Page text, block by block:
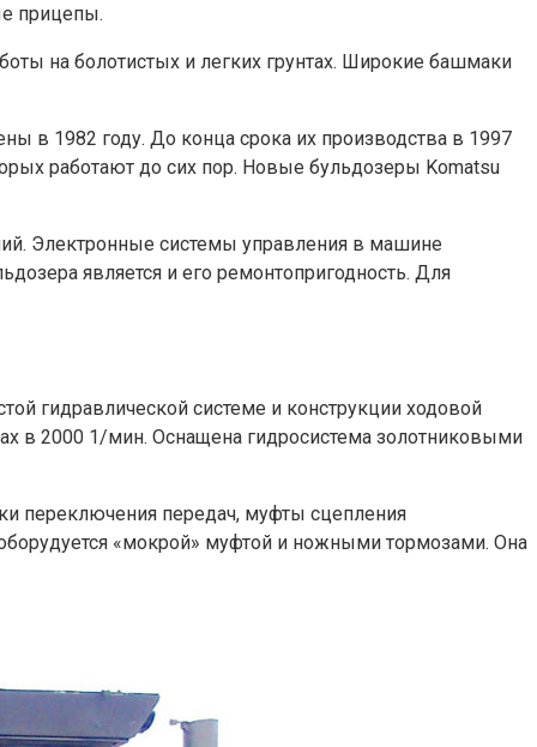
прицепы.
на болотистых и легких грунтах. Широкие башмаки
в 1982 году. До конца срока их производства в 1997
работают до сих пор. Новые бульдозеры Komatsu
Электронные системы управления в машине
является и его ремонтопригодность. Для
гидравлической системе и конструкции ходовой
в 2000 1/мин. Оснащена гидросистема золотниковыми
переключения передач, муфты сцепления
«мокрой» муфтой и ножными тормозами. Она